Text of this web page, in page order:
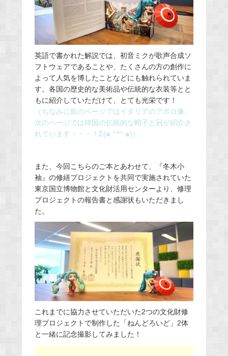
英語で書かれた解説では、初音ミクが歌声合成ソ
フトウェアであることや、たくさんの方の創作に
よって人気を博したことなどにも触れられていま
す。各国の歴史的な美術品や伝統的な衣装等とと
もに紹介していただけて、とても光栄です！
（ちなみに前のページではイタリアのアポロ像、
次のページでは韓国の伝統的な帽子と冠が紹介さ
れています・・・！Σ(๑ °꒳° ๑)）
また、今回こちらのご本とあわせて、『冬木小
袖』の修繕プロジェクトを共同で実施されていた
東京国立博物館と文化財活用センターより、修理
プロジェクトの報告書と感謝状もいただきまし
た。
これまでに協力させていただいた2つの文化財修
理プロジェクトで制作した「ねんどろいど」2体
と一緒に記念撮影してみました！